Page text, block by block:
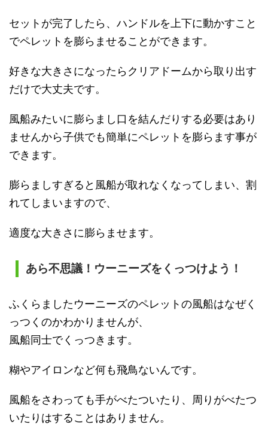
セットが完了したら、ハンドルを上下に動かすこと
でペレットを膨らませることができます。
好きな大きさになったらクリアドームから取り出す
だけで大丈夫です。
風船みたいに膨らまし口を結んだりする必要はあり
ませんから子供でも簡単にペレットを膨らます事が
できます。
膨らましすぎると風船が取れなくなってしまい、割
れてしまいますので、
適度な大きさに膨らませます。
あら不思議！ウーニーズをくっつけよう！
ふくらましたウーニーズのペレットの風船はなぜく
っつくのかわかりませんが、
風船同士でくっつきます。
糊やアイロンなど何も飛鳥ないんです。
風船をさわっても手がべたついたり、周りがべたつ
いたりはすることはありません。